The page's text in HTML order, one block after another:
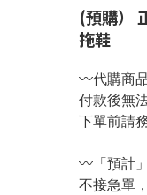
(預購）
拖鞋
〰️代購商
付款後無
下單前請
〰️「預計
不接急單